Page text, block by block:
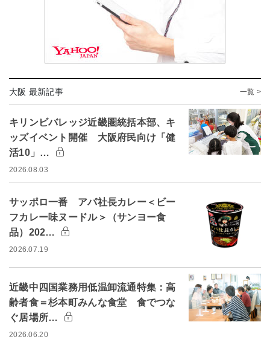
大阪 最新記事 一覧 >
キリンビバレッジ近畿圏統括本部、キ
ッズイベント開催 大阪府民向け「健
活10」…
2026.08.03
サッポロ一番 アパ社長カレー＜ビー
フカレー味ヌードル＞（サンヨー食
品）202…
2026.07.19
近畿中四国業務用低温卸流通特集：高
齢者食＝杉本町みんな食堂 食でつな
ぐ居場所…
2026.06.20